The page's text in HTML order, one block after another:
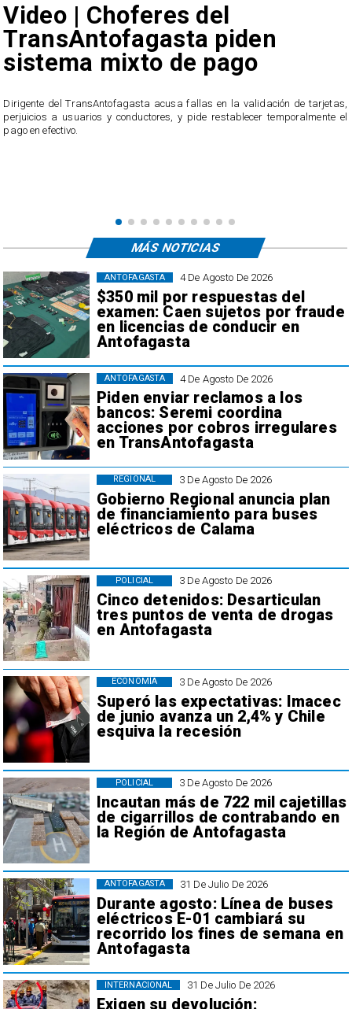
Video | Choferes del
TransAntofagasta piden
sistema mixto de pago
​Dirigente del TransAntofagasta acusa fallas en la validación de tarjetas,
perjuicios a usuarios y conductores, y pide restablecer temporalmente el
pago en efectivo.
4 De Agosto De 2026
$350 mil por respuestas del
examen: Caen sujetos por fraude
en licencias de conducir en
Antofagasta
ANTOFAGASTA
4 De Agosto De 2026
Piden enviar reclamos a los
bancos: Seremi coordina
acciones por cobros irregulares
en TransAntofagasta
ANTOFAGASTA
3 De Agosto De 2026
Gobierno Regional anuncia plan
de financiamiento para buses
eléctricos de Calama
REGIONAL
3 De Agosto De 2026
Cinco detenidos: Desarticulan
tres puntos de venta de drogas
en Antofagasta
POLICIAL
3 De Agosto De 2026
Superó las expectativas: Imacec
de junio avanza un 2,4% y Chile
esquiva la recesión
ECONOMÍA
3 De Agosto De 2026
Incautan más de 722 mil cajetillas
de cigarrillos de contrabando en
la Región de Antofagasta
POLICIAL
31 De Julio De 2026
Durante agosto: Línea de buses
eléctricos E-01 cambiará su
recorrido los fines de semana en
Antofagasta
ANTOFAGASTA
31 De Julio De 2026
Exigen su devolución:
INTERNACIONAL
MÁS NOTICIAS